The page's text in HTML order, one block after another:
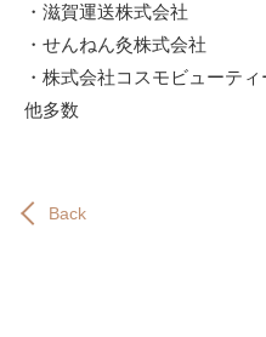
・滋賀運送株式会社
・せんねん灸株式会社
・株式会社コスモビューティ
他多数
Back